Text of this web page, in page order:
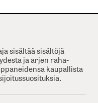
sisältää sisältöjä
ja arjen raha-
kaupallista